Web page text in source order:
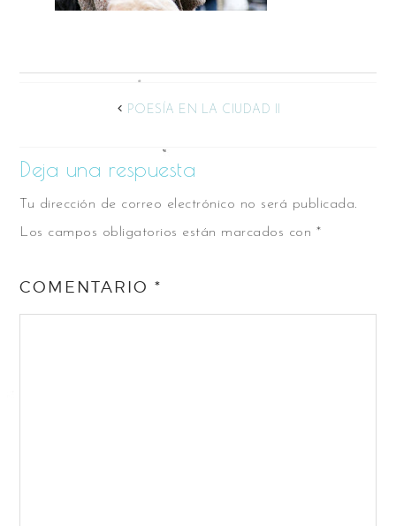
POESÍA EN LA CIUDAD II
Deja una respuesta
Tu dirección de correo electrónico no será publicada.
Los campos obligatorios están marcados con *
COMENTARIO*